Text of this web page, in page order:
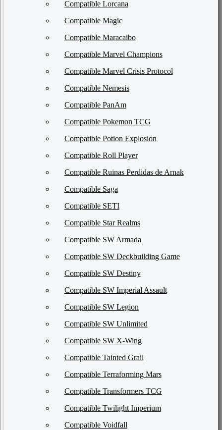
Compatible Lorcana
Compatible Magic
Compatible Maracaibo
Compatible Marvel Champions
Compatible Marvel Crisis Protocol
Compatible Nemesis
Compatible PanAm
Compatible Pokemon TCG
Compatible Potion Explosion
Compatible Roll Player
Compatible Ruinas Perdidas de Arnak
Compatible Saga
Compatible SETI
Compatible Star Realms
Compatible SW Armada
Compatible SW Deckbuilding Game
Compatible SW Destiny
Compatible SW Imperial Assault
Compatible SW Legion
Compatible SW Unlimited
Compatible SW X-Wing
Compatible Tainted Grail
Compatible Terraforming Mars
Compatible Transformers TCG
Compatible Twilight Imperium
Compatible Voidfall